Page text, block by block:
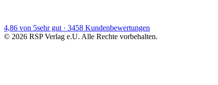
4,86 von 5sehr gut · 3458 Kundenbewertungen
© 2026 RSP Verlag e.U. Alle Rechte vorbehalten.